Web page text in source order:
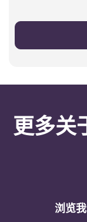
更多关
浏览